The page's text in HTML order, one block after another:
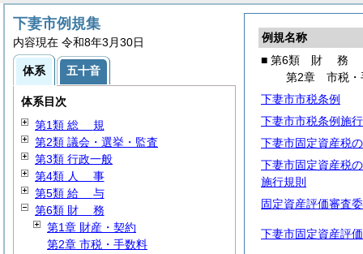
例規名称
■ 第6類 財 務
第2章 市税・
下妻市市税条例
下妻市市税条例施
下妻市固定資産税
下妻市固定資産税
施行規則
固定資産評価審査
下妻市固定資産評
下妻市例規集
内容現在 令和8年3月30日
体系 五十音
体系目次
第1類 総 規
第2類 議会・選挙・監査
第3類 行政一般
第4類 人 事
第5類 給 与
第6類 財 務
第1章 財産・契約
第2章 市税・手数料